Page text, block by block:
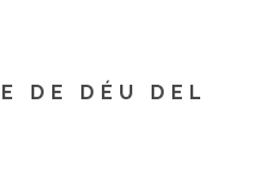
DE DÉU DEL